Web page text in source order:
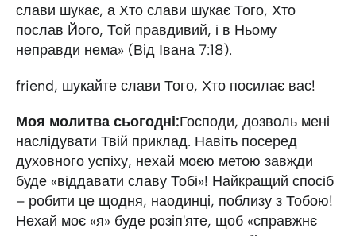
слави шукає, а Хто слави шукає Того, Хто
послав Його, Той правдивий, і в Ньому
неправди нема» (Від Івана 7:18).
friend, шукайте слави Того, Хто посилає вас!
Моя молитва сьогодні:Господи, дозволь мені
наслідувати Твій приклад. Навіть посеред
духовного успіху, нехай моєю метою завжди
буде «віддавати славу Тобі»! Найкращий спосіб
– робити це щодня, наодинці, поблизу з Тобою!
Нехай моє «я» буде розіп'яте, щоб «справжнє